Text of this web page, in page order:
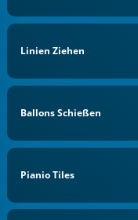
Linien Ziehen
Ballons Schießen
Pianio Tiles